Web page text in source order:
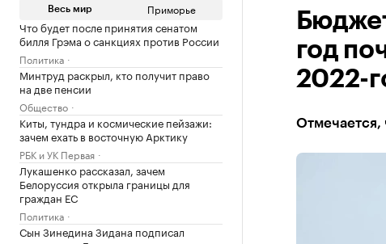
Весь мир Приморье
Что будет после принятия сенатом
билля Грэма о санкциях против России
Политика
Минтруд раскрыл, кто получит право
на две пенсии
Общество
Киты, тундра и космические пейзажи:
зачем ехать в восточную Арктику
РБК и УК Первая
Лукашенко рассказал, зачем
Белоруссия открыла границы для
граждан ЕС
Политика
Сын Зинедина Зидана подписал
год
2022-
Отмечается,